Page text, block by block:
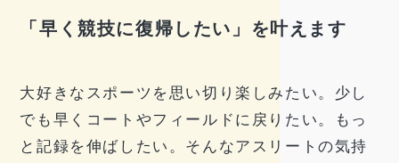
「早く競技に復帰したい」を叶えます
大好きなスポーツを思い切り楽しみたい。少し
でも早くコートやフィールドに戻りたい。もっ
と記録を伸ばしたい。そんなアスリートの気持